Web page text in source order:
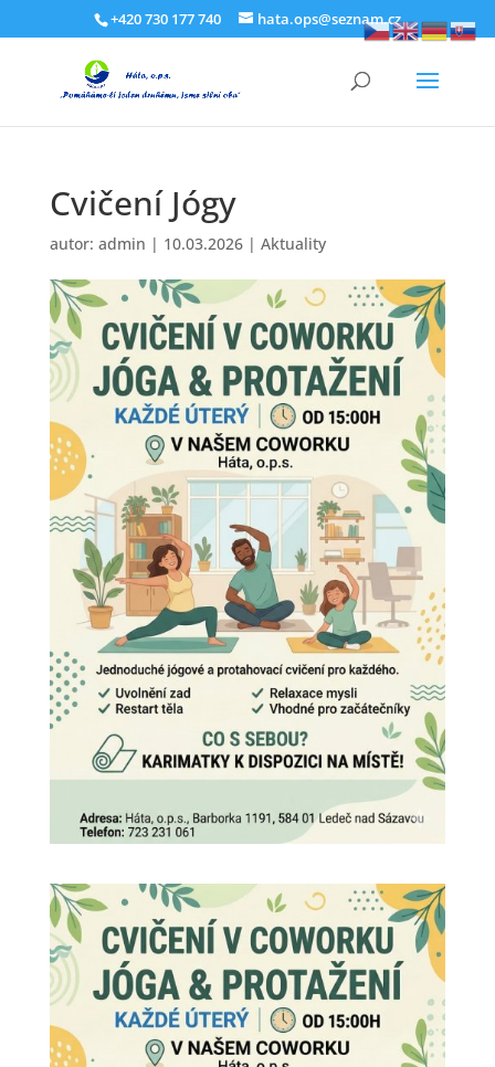
+420 730 177 740 hata.ops@seznam.cz
Cvičení Jógy
autor: admin | 10.03.2026| Aktuality